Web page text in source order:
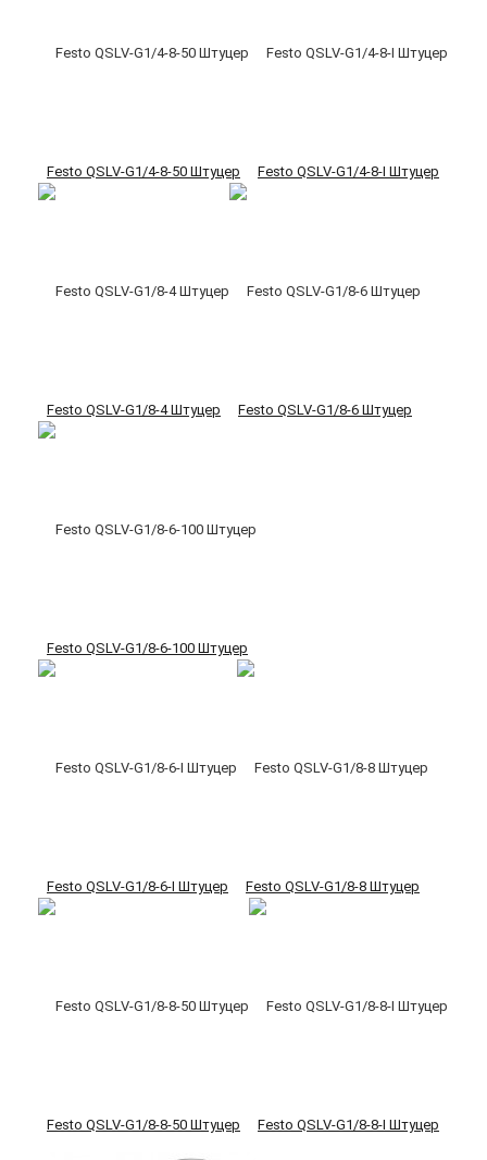
Festo QSLV-G1/4-8-50 Штуцер Festo QSLV-G1/4-8-I Штуцер
Festo QSLV-G1/8-4 Штуцер Festo QSLV-G1/8-6 Штуцер
Festo QSLV-G1/8-6-100 Штуцер
Festo QSLV-G1/8-6-I Штуцер Festo QSLV-G1/8-8 Штуцер
Festo QSLV-G1/8-8-50 Штуцер Festo QSLV-G1/8-8-I Штуцер